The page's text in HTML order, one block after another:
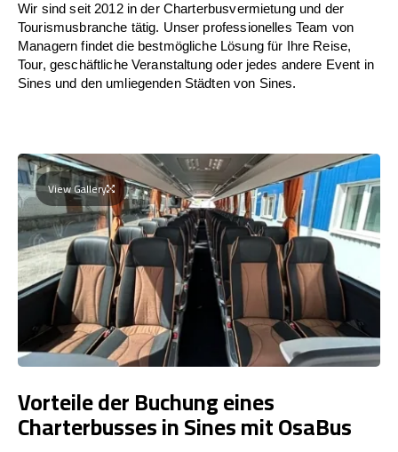
Wir sind seit 2012 in der Charterbusvermietung und der
Tourismusbranche tätig. Unser professionelles Team von
Managern findet die bestmögliche Lösung für Ihre Reise,
Tour, geschäftliche Veranstaltung oder jedes andere Event in
Sines und den umliegenden Städten von Sines.
View Gallery
Vorteile der Buchung eines
Charterbusses in Sines mit OsaBus